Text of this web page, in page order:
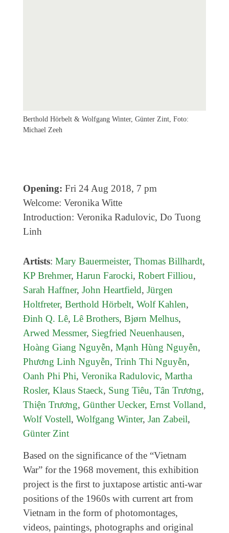
Overview
Keywords
Genres
Berthold Hörbelt & Wolfgang Winter, Günter Zint, Foto:
Michael Zeeh
Opening: Fri 24 Aug 2018, 7 pm
Welcome: Veronika Witte
Introduction: Veronika Radulovic, Do Tuong
Linh
Artists: Mary Bauermeister, Thomas Billhardt,
KP Brehmer, Harun Farocki, Robert Filliou,
Sarah Haffner, John Heartfield, Jürgen
Holtfreter, Berthold Hörbelt, Wolf Kahlen,
Đinh Q. Lê, Lê Brothers, Bjørn Melhus,
Arwed Messmer, Siegfried Neuenhausen,
Hoàng Giang Nguyễn, Mạnh Hùng Nguyễn,
Phương Linh Nguyễn, Trinh Thi Nguyễn,
Oanh Phi Phi, Veronika Radulovic, Martha
Rosler, Klaus Staeck, Sung Tiêu, Tân Trương,
Thiện Trương, Günther Uecker, Ernst Volland,
Wolf Vostell, Wolfgang Winter, Jan Zabeil,
Günter Zint
Based on the significance of the “Vietnam
War” for the 1968 movement, this exhibition
project is the first to juxtapose artistic anti-war
positions of the 1960s with current art from
Vietnam in the form of photomontages,
videos, paintings, photographs and original